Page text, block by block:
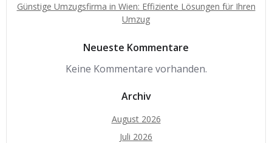
Günstige Umzugsfirma in Wien: Effiziente Lösungen für Ihren
Umzug
Neueste Kommentare
Keine Kommentare vorhanden.
Archiv
August 2026
Juli 2026